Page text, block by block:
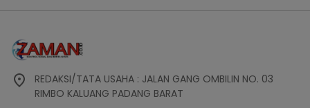
REDAKSI/TATA USAHA : JALAN GANG OMBILIN NO. 03
RIMBO KALUANG PADANG BARAT